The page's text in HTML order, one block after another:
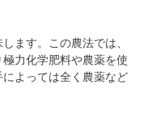
ます。この農法では、
力化学肥料や農薬を使
よっては全く農薬など